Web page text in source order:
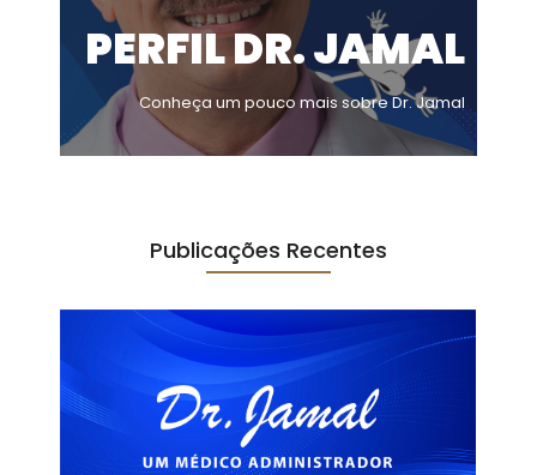
PERFIL DR. JAMAL
Conheça um pouco mais sobre Dr. Jamal
Publicações Recentes